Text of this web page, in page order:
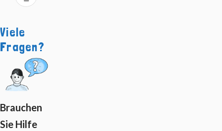
Viele
Fragen?
Brauchen
Sie Hilfe